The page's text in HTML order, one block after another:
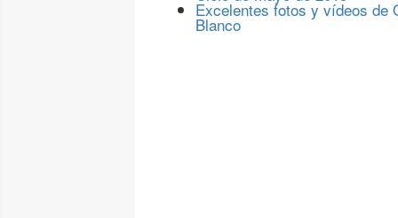
Excelentes fotos y vídeos de
Blanco